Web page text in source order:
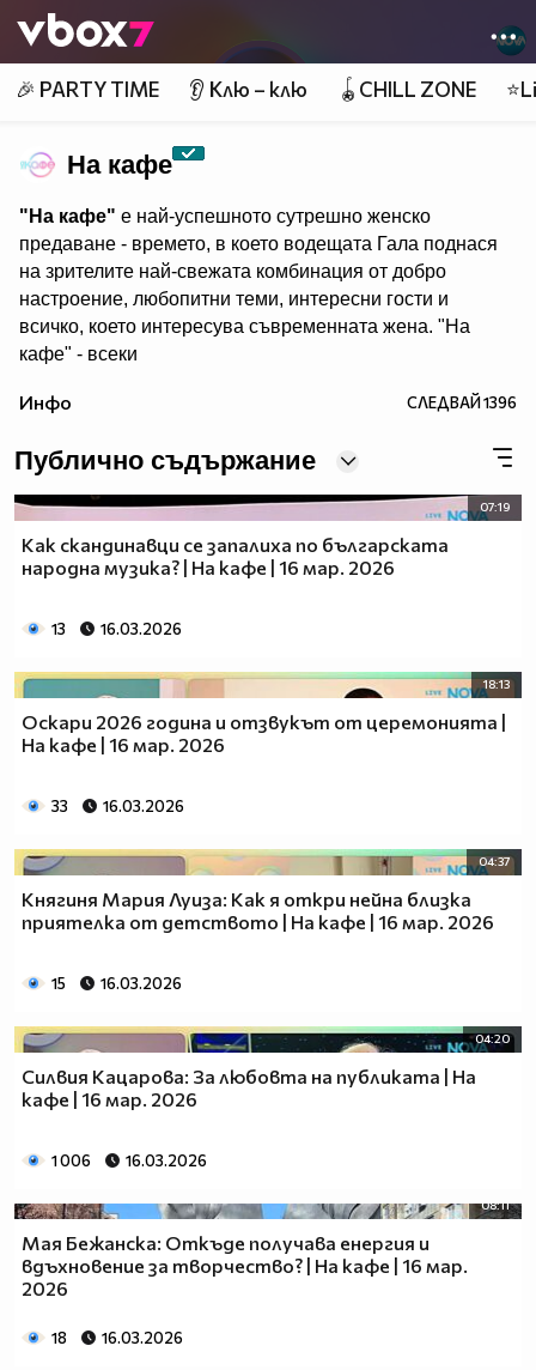
👾
🎉 PARTY TIME 👂 Клю – клю 🪀CHILL ZONE
На кафе
"На кафе" е най-успешното сутрешно женско
предаване - времето, в което водещата Гала поднася
на зрителите най-свежата комбинация от добро
настроение, любопитни теми, интересни гости и
всичко, което интересува съвременната жена. "На
кафе" - всеки
може да гледате и в
Инфо СЛЕДВАЙ1396
Публично съдържание
07:19
Как скандинавци се запалиха по българската
народна музика? | На кафе | 16 мар. 2026
13 16.03.2026
18:13
Оскари 2026 година и отзвукът от церемонията |
На кафе | 16 мар. 2026
33 16.03.2026
04:37
Княгиня Мария Луиза: Как я откри нейна близка
приятелка от детството | На кафе | 16 мар. 2026
15 16.03.2026
04:20
Силвия Кацарова: За любовта на публиката | На
кафе | 16 мар. 2026
1 006 16.03.2026
08:11
Мая Бежанска: Откъде получава енергия и
вдъхновение за творчество? | На кафе | 16 мар.
2026
18 16.03.2026